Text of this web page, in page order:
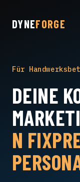
DYNEFORGE
Für
DEINE
N